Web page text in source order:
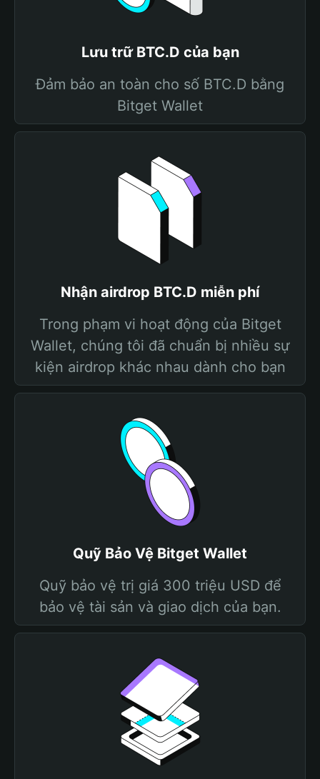
Lưu trữ BTC.D của bạn
Đảm bảo an toàn cho số BTC.D bằng
Bitget Wallet
Nhận airdrop BTC.D miễn phí
Trong phạm vi hoạt động của Bitget
Wallet, chúng tôi đã chuẩn bị nhiều sự
kiện airdrop khác nhau dành cho bạn
Quỹ Bảo Vệ Bitget Wallet
Quỹ bảo vệ trị giá 300 triệu USD để
bảo vệ tài sản và giao dịch của bạn.